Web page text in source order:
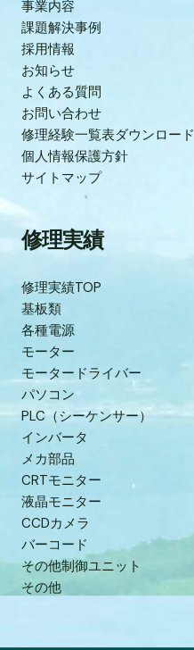
事業内容
課題解決事例
採用情報
お知らせ
よくある質問
お問い合わせ
修理経験一覧表ダウンロード
個人情報保護方針
サイトマップ
修理実績
修理実績TOP
基板類
各種電源
モーター
モータードライバー
パソコン
PLC（シーケンサー）
インバータ
メカ部品
CRTモニター
液晶モニター
CCDカメラ
バーコード
その他制御ユニット
その他